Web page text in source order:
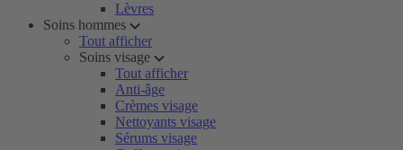
Lèvres
Soins hommes
Tout afficher
Soins visage
Tout afficher
Anti-âge
Crèmes visage
Nettoyants visage
Sérums visage